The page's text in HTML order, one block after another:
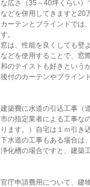
な広さ（35～40坪くらい
などを併用してきますと20
カーテンとブラインドでは
す。
窓は、性能を良くしても壁
などを使用することで、窓
和のテイストも好きという
後付のカーテンやブライン
建築費に水道の引込工事（
市の指定業者による工事な
ります。）自宅は１ｍ引き
下水道の工事もある場合は
浄化槽の場合ですと、建築
官庁申請費用について、建